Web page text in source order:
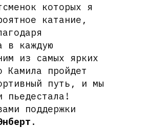
которых я
катание,
в каждую
из самых ярких
пройдет
путь, и мы
пьедестала!
поддержки
.